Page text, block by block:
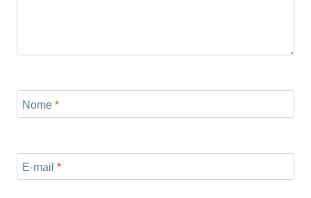
Nome *
E-mail *